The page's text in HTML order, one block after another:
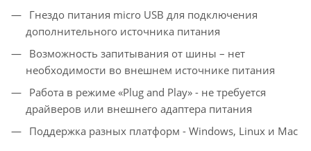
Гнездо питания micro USB для подключения
дополнительного источника питания
Возможность запитывания от шины – нет
необходимости во внешнем источнике питания
Работа в режиме «Plug and Play» - не требуется
драйверов или внешнего адаптера питания
Поддержка разных платформ - Windows, Linux и Mac